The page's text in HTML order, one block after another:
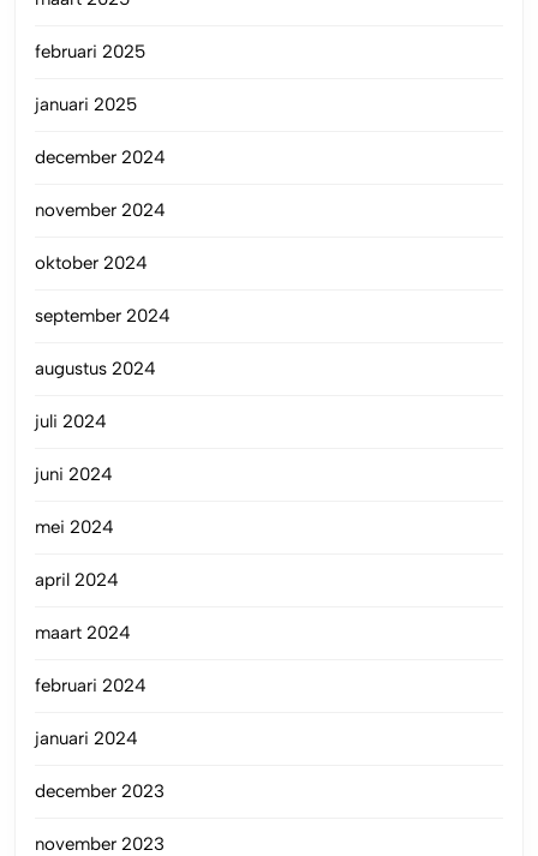
februari 2025
januari 2025
december 2024
november 2024
oktober 2024
september 2024
augustus 2024
juli 2024
juni 2024
mei 2024
april 2024
maart 2024
februari 2024
januari 2024
december 2023
november 2023